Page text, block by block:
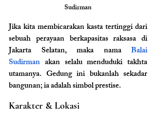
Sudirman
Jika kita membicarakan kasta tertinggi dari
sebuah perayaan berkapasitas raksasa di
Jakarta Selatan, maka nama Balai
Sudirman akan selalu menduduki takhta
utamanya. Gedung ini bukanlah sekadar
bangunan; ia adalah simbol prestise.
Karakter & Lokasi